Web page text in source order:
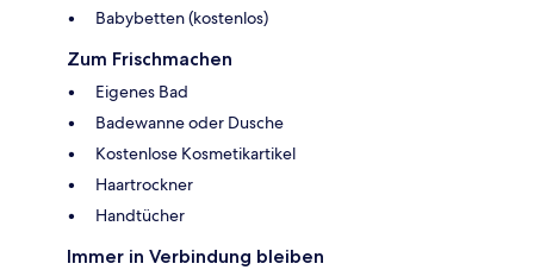
Babybetten (kostenlos)
Zum Frischmachen
Eigenes Bad
Badewanne oder Dusche
Kostenlose Kosmetikartikel
Haartrockner
Handtücher
Immer in Verbindung bleiben